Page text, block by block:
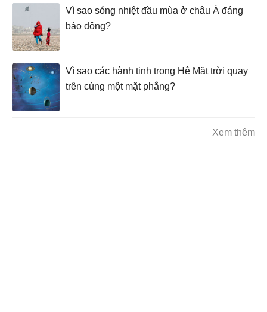
Vì sao sóng nhiệt đầu mùa ở châu Á đáng
báo động?
Vì sao các hành tinh trong Hệ Mặt trời quay
trên cùng một mặt phẳng?
Xem thêm